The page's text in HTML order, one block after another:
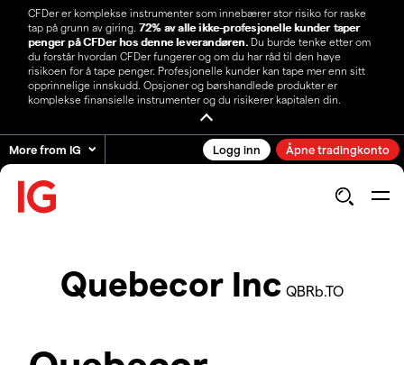
CFDer er komplekse instrumenter som innebærer stor risiko for raske
tap på grunn av giring. 72% av alle ikke-profesjonelle kunder taper
penger på CFDer hos denne leverandøren.Du burde tenke etter om
du forstår hvordan CFDer fungerer og om du har råd til den høye
risikoen for å tape penger. Profesjonelle kunder kan tape mer enn sitt
opprinnelige innskudd. Opsjoner og børshandlede produkter er
komplekse finansielle instrumenter og du risikerer kapitalen din.
More from IG Logg inn Åpne tradingkonto
Quebecor Inc QBRb.TO